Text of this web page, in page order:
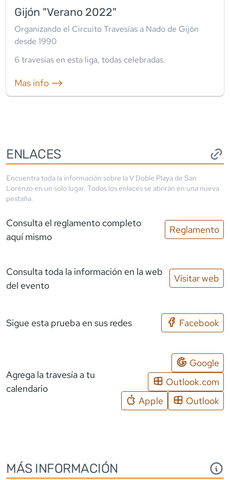
Gijón "Verano 2022"
Organizando el Circuito Travesías a Nado de Gijón
desde 1990
6 travesías en esta liga, todas celebradas.
Mas info ⟶
ENLACES
Encuentra toda la información sobre laV Doble Playa de San
Lorenzo en un solo lugar. Todos los enlaces se abrirán en una nueva
pestaña.
Consulta el reglamento completo
aquí mismo
Reglamento
Consulta toda la información en la web
del evento
Visitar web
Sigue esta prueba en sus redes Facebook
Agrega la travesía a tu
calendario
Google
Outlook.com
Apple
Outlook
MÁS INFORMACIÓN